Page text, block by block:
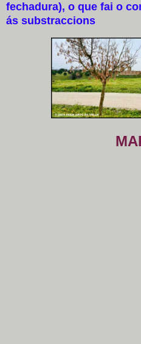
fechadura), o que fai o
ás substraccions